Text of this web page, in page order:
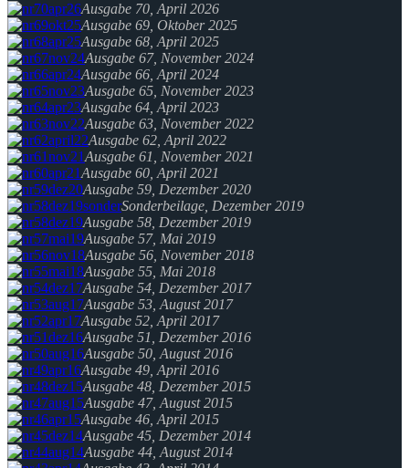
Ausgabe 70, April 2026
Ausgabe 69, Oktober 2025
Ausgabe 68, April 2025
Ausgabe 67, November 2024
Ausgabe 66, April 2024
Ausgabe 65, November 2023
Ausgabe 64, April 2023
Ausgabe 63, November 2022
Ausgabe 62, April 2022
Ausgabe 61, November 2021
Ausgabe 60, April 2021
Ausgabe 59, Dezember 2020
Sonderbeilage, Dezember 2019
Ausgabe 58, Dezember 2019
Ausgabe 57, Mai 2019
Ausgabe 56, November 2018
Ausgabe 55, Mai 2018
Ausgabe 54, Dezember 2017
Ausgabe 53, August 2017
Ausgabe 52, April 2017
Ausgabe 51, Dezember 2016
Ausgabe 50, August 2016
Ausgabe 49, April 2016
Ausgabe 48, Dezember 2015
Ausgabe 47, August 2015
Ausgabe 46, April 2015
Ausgabe 45, Dezember 2014
Ausgabe 44, August 2014